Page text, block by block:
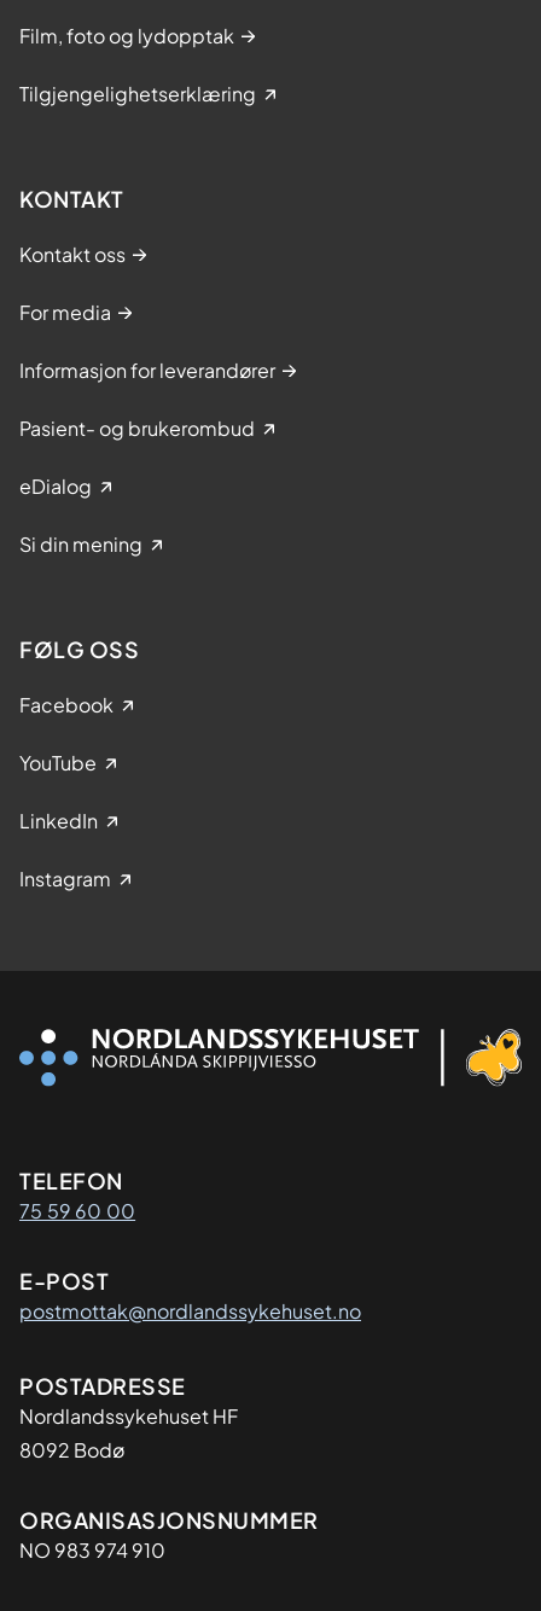
Film, foto og lydopptak
Tilgjengelighetserklæring
KONTAKT
Kontakt oss
For media
Informasjon for leverandører
Pasient- og brukerombud
eDialog
Si din mening
FØLG OSS
Facebook
YouTube
LinkedIn
Instagram
Kontaktinformasjon
TELEFON
75 59 60 00
E-POST
postmottak@nordlandssykehuset.no
Adresse
POSTADRESSE
Nordlandssykehuset HF
8092 Bodø
Organisasjon
ORGANISASJONSNUMMER
NO 983 974 910